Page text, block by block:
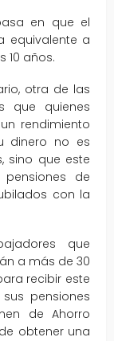
en que el
equivalente a
10 años.
otra de las
que quienes
rendimiento
dinero no es
sino que este
de
con la
que
a más de 30
recibir este
pensiones
de Ahorro
obtener una